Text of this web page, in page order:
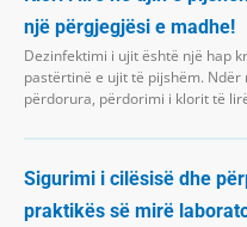
një përgjegjësi e madhe!
Dezinfektimi i ujit është një hap
pastërtinë e ujit të pijshëm.
përdorura, përdorimi i klorit të
Sigurimi i cilësisë dhe
praktikës së mirë